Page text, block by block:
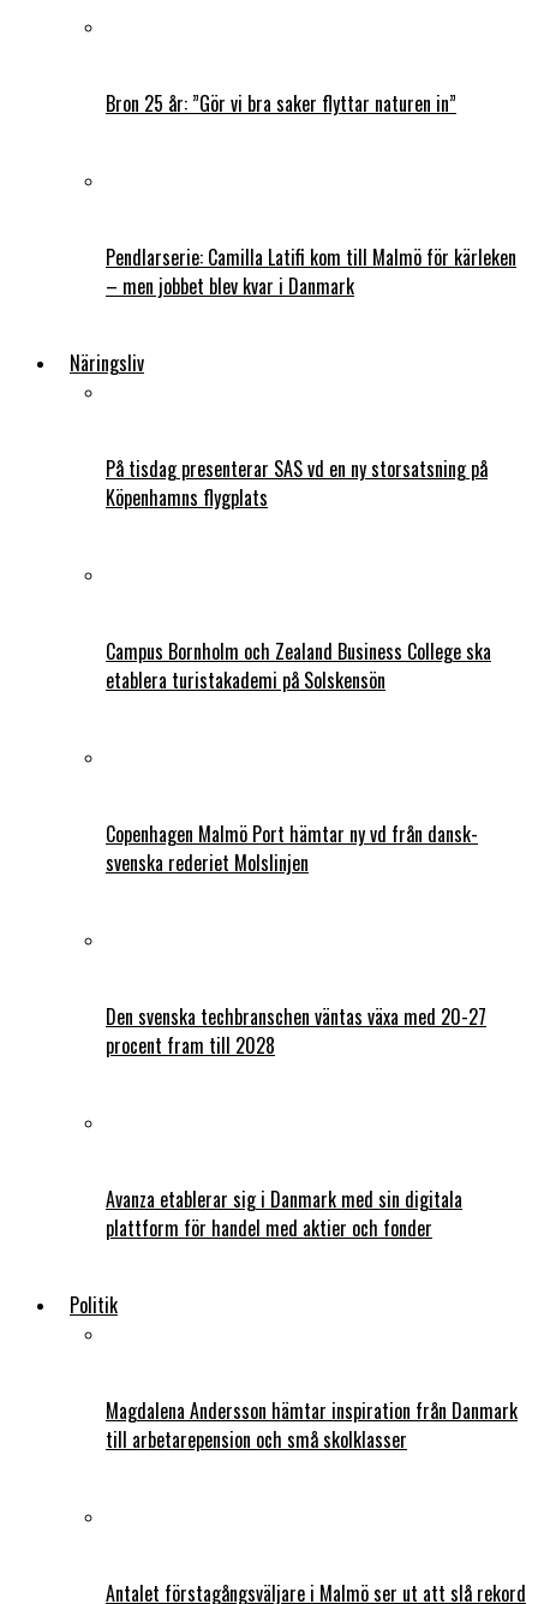
Bron 25 år: ”Gör vi bra saker flyttar naturen in”
Pendlarserie: Camilla Latifi kom till Malmö för kärleken
– men jobbet blev kvar i Danmark
Näringsliv
På tisdag presenterar SAS vd en ny storsatsning på
Köpenhamns flygplats
Campus Bornholm och Zealand Business College ska
etablera turistakademi på Solskensön
Copenhagen Malmö Port hämtar ny vd från dansk-
svenska rederiet Molslinjen
Den svenska techbranschen väntas växa med 20-27
procent fram till 2028
Avanza etablerar sig i Danmark med sin digitala
plattform för handel med aktier och fonder
Politik
Magdalena Andersson hämtar inspiration från Danmark
till arbetarepension och små skolklasser
Antalet förstagångsväljare i Malmö ser ut att slå rekord